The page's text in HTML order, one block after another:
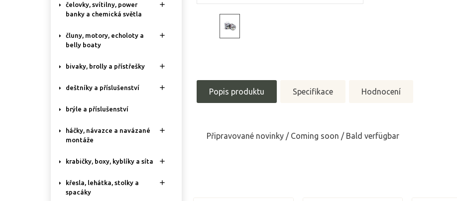
čelovky, svítilny, power
banky a chemická světla

čluny, motory, echoloty a
belly boaty

bivaky, brolly a přístřešky 
deštníky a příslušenství 
brýle a příslušenství
háčky, návazce a navázané
montáže

krabičky, boxy, kyblíky a síta 
křesla, lehátka, stolky a
spacáky

Popis produktu Specifikace Hodnocení
Připravované novinky / Coming soon / Bald verfügbar